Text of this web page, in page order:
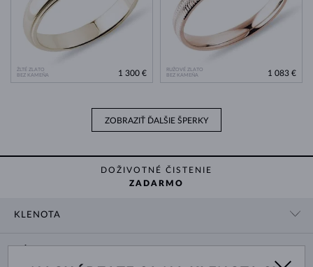
ŽLTÉ ZLATO
BEZ KAMEŇA
1 300 €
RUŽOVÉ ZLATO
BEZ KAMEŇA
1 083 €
ZOBRAZIŤ ĎALŠIE ŠPERKY
DOŽIVOTNÉ ČISTENIE
ZADARMO
KLENOTA